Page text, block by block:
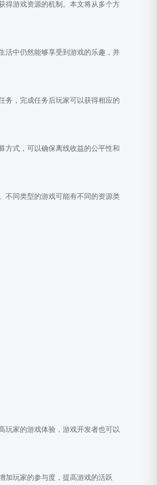
得游戏资源的机制。本文将从多个方
活中仍然能够享受到游戏的乐趣，并
务，完成任务后玩家可以获得相应的
方式，可以确保离线收益的公平性和
不同类型的游戏可能有不同的资源类
玩家的游戏体验，游戏开发者也可以
加玩家的参与度，提高游戏的活跃